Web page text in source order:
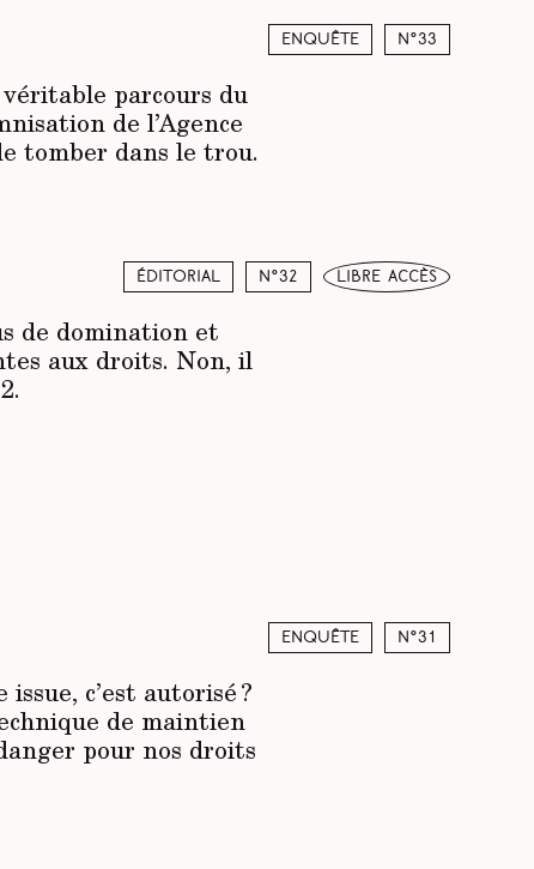
Enquête N°33
parcours du
de l’Agence
tomber dans le trou.
Éditorial N°32 libre accès
de domination et
aux droits. Non, il
Enquête N°31
c’est autorisé ?
de maintien
pour nos droits